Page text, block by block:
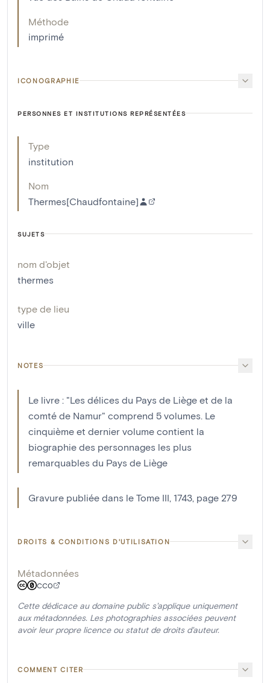
Méthode
imprimé
ICONOGRAPHIE
PERSONNES ET INSTITUTIONS REPRÉSENTÉES
Type
institution
Nom
Thermes[Chaudfontaine]
SUJETS
nom d'objet
thermes
type de lieu
ville
NOTES
Le livre : "Les délices du Pays de Liège et de la
comté de Namur" comprend 5 volumes. Le
cinquième et dernier volume contient la
biographie des personnages les plus
remarquables du Pays de Liège
Gravure publiée dans le Tome III, 1743, page 279
DROITS & CONDITIONS D'UTILISATION
Métadonnées
CC0
Cette dédicace au domaine public s'applique uniquement
aux métadonnées. Les photographies associées peuvent
avoir leur propre licence ou statut de droits d'auteur.
COMMENT CITER